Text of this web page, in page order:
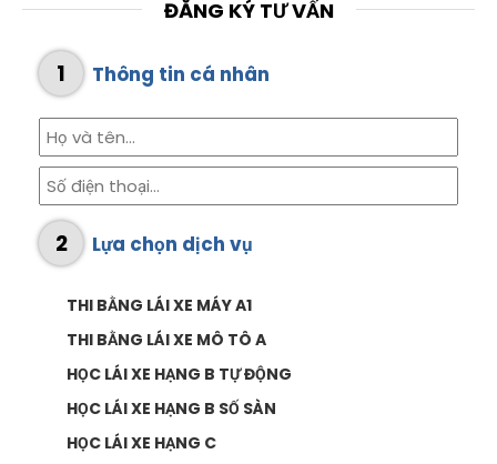
ĐĂNG KÝ TƯ VẤN
1 Thông tin cá nhân
2 Lựa chọn dịch vụ
THI BẰNG LÁI XE MÁY A1
THI BẰNG LÁI XE MÔ TÔ A
HỌC LÁI XE HẠNG B TỰ ĐỘNG
HỌC LÁI XE HẠNG B SỐ SÀN
HỌC LÁI XE HẠNG C